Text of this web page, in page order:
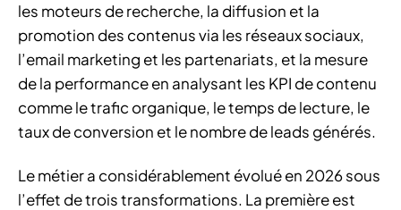
les moteurs de recherche, la diffusion et la
promotion des contenus via les réseaux sociaux,
l’email marketing et les partenariats, et la mesure
de la performance en analysant les KPI de contenu
comme le trafic organique, le temps de lecture, le
taux de conversion et le nombre de leads générés.
Le métier a considérablement évolué en 2026 sous
l’effet de trois transformations. La première est